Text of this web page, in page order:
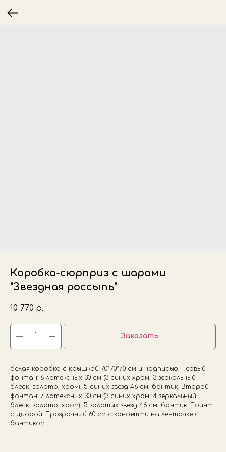
Коробка-сюрприз с шарами
"Звездная россыпь"
10 770 р.
Заказать
белая коробка с крышкой 70*70*70 см и надписью. Первый
фонтан: 6 латексных 30 см (3 синих хром, 3 зеркальный
блеск, золото, хром), 5 синих звезд 46 см, бантик. Второй
фонтан: 7 латексных 30 см (3 синих хром, 4 зеркальный
блеск, золото, хром), 5 золотых звезд 46 см, бантик. Поинт
с цифрой. Прозрачный 60 см с конфетти на ленточке с
бантиком.